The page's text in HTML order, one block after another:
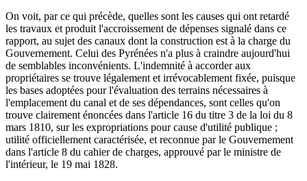
On voit, par ce qui précède, quelles sont les causes qui ont retardé
les travaux et produit l'accroissement de dépenses signalé dans ce
rapport, au sujet des canaux dont la construction est à la charge du
Gouvernement. Celui des Pyrénées n'a plus à craindre aujourd'hui
de semblables inconvénients. L'indemnité à accorder aux
propriétaires se trouve légalement et irrévocablement fixée, puisque
les bases adoptées pour l'évaluation des terrains nécessaires à
l'emplacement du canal et de ses dépendances, sont celles qu'on
trouve clairement énoncées dans l'article 16 du titre 3 de la loi du 8
mars 1810, sur les expropriations pour cause d'utilité publique ;
utilité officiellement caractérisée, et reconnue par le Gouvernement
dans l'article 8 du cahier de charges, approuvé par le ministre de
l'intérieur, le 19 mai 1828.